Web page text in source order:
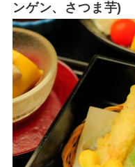
ンゲン、さつま芋)